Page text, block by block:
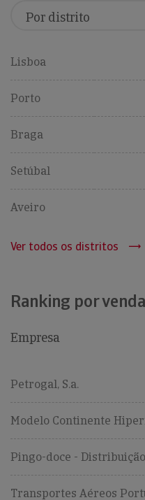
Lisboa
Porto
Braga
Setúbal
Aveiro
Ver todos os distritos
Ranking por
Empresa
Petrogal, S.a.
Modelo Continente
Pingo-doce -
Transportes Aéreos